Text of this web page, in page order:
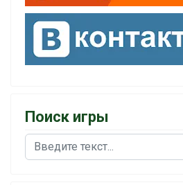
Поиск игры
Поиск